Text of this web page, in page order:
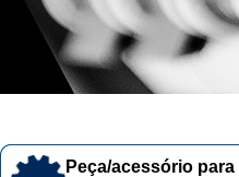
Peça/acessório